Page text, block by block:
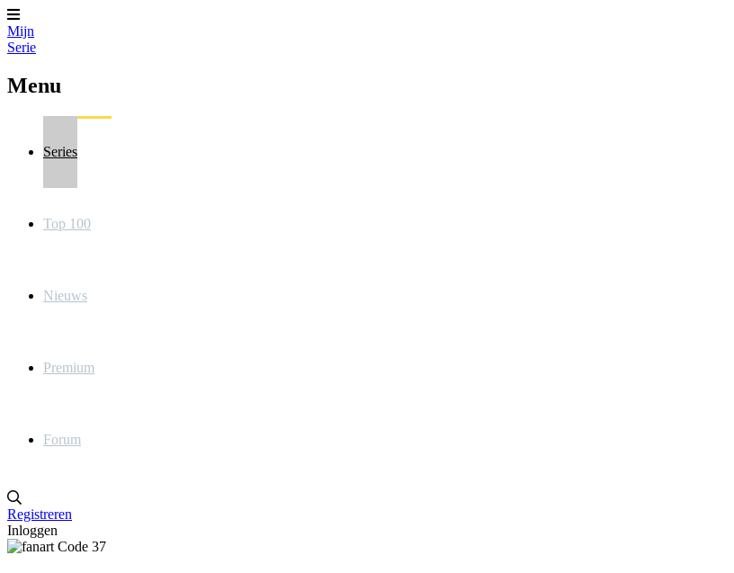
Mijn
Serie
Menu
Series
Top 100
Nieuws
Premium
Forum
Registreren
Inloggen